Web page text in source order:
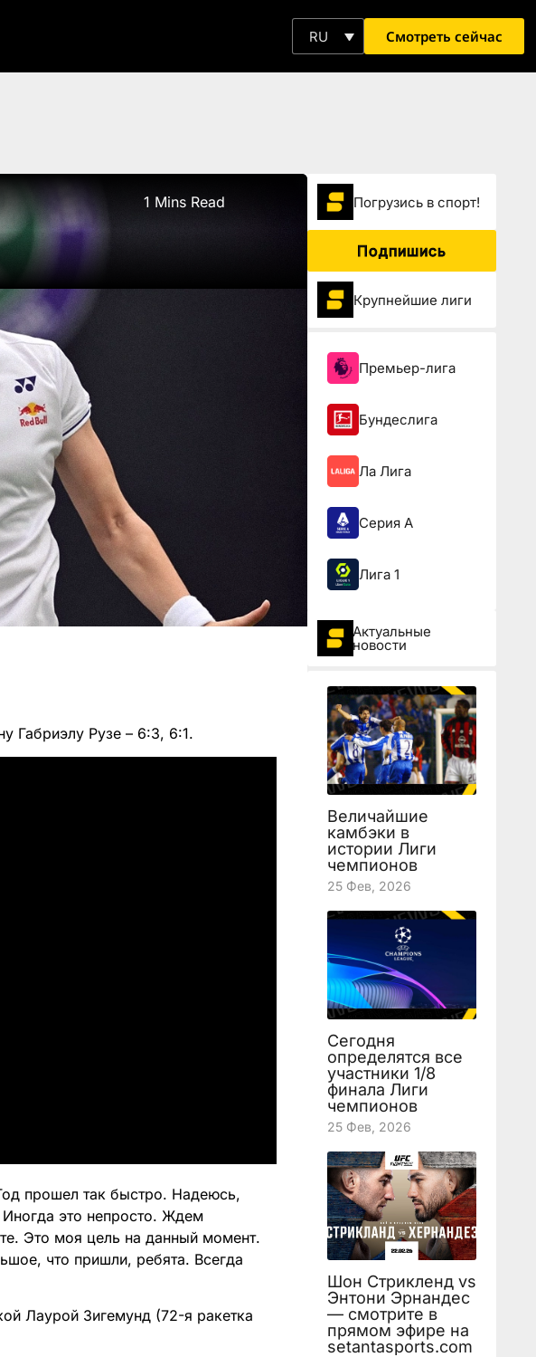
RU Смотреть сейчас
1 Mins Read
Габриэлу Рузе – 6:3, 6:1.
прошел так быстро. Надеюсь,
это непросто. Ждем
Это моя цель на данный момент.
что пришли, ребята. Всегда
Лаурой Зигемунд (72-я ракетка
Погрузиcь в спорт!
Подпишись
Крупнейшие лиги
Премьер-лига
Бундеслига
Ла Лига
Серия А
Лига 1
Актуальные
новости
Величайшие
камбэки в
истории Лиги
чемпионов
25 Фев, 2026
Сегодня
определятся все
участники 1/8
финала Лиги
чемпионов
25 Фев, 2026
Шон Стрикленд vs
Энтони Эрнандес
— смотрите в
прямом эфире на
setantasports.com